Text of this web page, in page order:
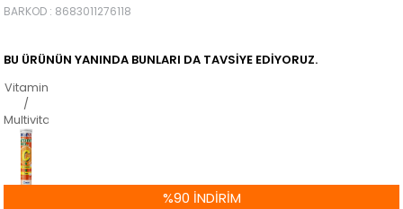
BARKOD : 8683011276118
BU ÜRÜNÜN YANINDA BUNLARI DA TAVSIYE EDIYORUZ.
Vitamin
/
Multivitamin
%90 İNDIRIM